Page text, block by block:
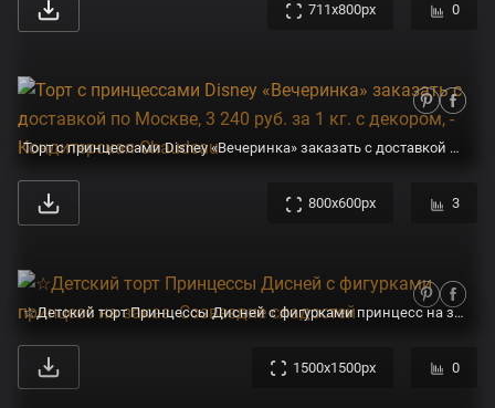
711x800px 0
Торт с принцессами Disney «Вечеринка» заказать с доставкой по Москве, 3 240 руб. за 1 кг. с декором, - Кондитерская Chaudeau
800x600px 3
☆Детский торт Принцессы Дисней с фигурками принцесс на заказ. Созвездие сладостей
1500x1500px 0